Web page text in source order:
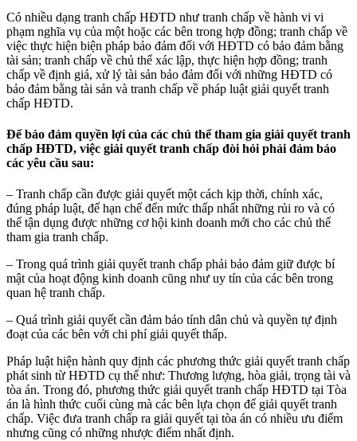
Có nhiều dạng tranh chấp HĐTD như tranh chấp về hành vi vi
phạm nghĩa vụ của một hoặc các bên trong hợp đồng; tranh chấp về
việc thực hiện biện pháp bảo đảm đối với HĐTD có bảo đảm bằng
tài sản; tranh chấp về chủ thể xác lập, thực hiện hợp đồng; tranh
chấp về định giá, xử lý tài sản bảo đảm đối với những HĐTD có
bảo đảm bằng tài sản và tranh chấp về pháp luật giải quyết tranh
chấp HĐTD.
Để bảo đảm quyền lợi của các chủ thể tham gia giải quyết tranh
chấp HĐTD, việc giải quyết tranh chấp đòi hỏi phải đảm bảo
các yêu cầu sau:
– Tranh chấp cần được giải quyết một cách kịp thời, chính xác,
đúng pháp luật, để hạn chế đến mức thấp nhất những rủi ro và có
thể tận dụng được những cơ hội kinh doanh mới cho các chủ thể
tham gia tranh chấp.
– Trong quá trình giải quyết tranh chấp phải bảo đảm giữ được bí
mật của hoạt động kinh doanh cũng như uy tín của các bên trong
quan hệ tranh chấp.
– Quá trình giải quyết cần đảm bảo tính dân chủ và quyền tự định
đoạt của các bên với chi phí giải quyết thấp.
Pháp luật hiện hành quy định các phương thức giải quyết tranh chấp
phát sinh từ HĐTD cụ thể như: Thương lượng, hòa giải, trọng tài và
tòa án. Trong đó, phương thức giải quyết tranh chấp HĐTD tại Tòa
án là hình thức cuối cùng mà các bên lựa chọn để giải quyết tranh
chấp. Việc đưa tranh chấp ra giải quyết tại tòa án có nhiều ưu điểm
nhưng cũng có những nhược điểm nhất định.